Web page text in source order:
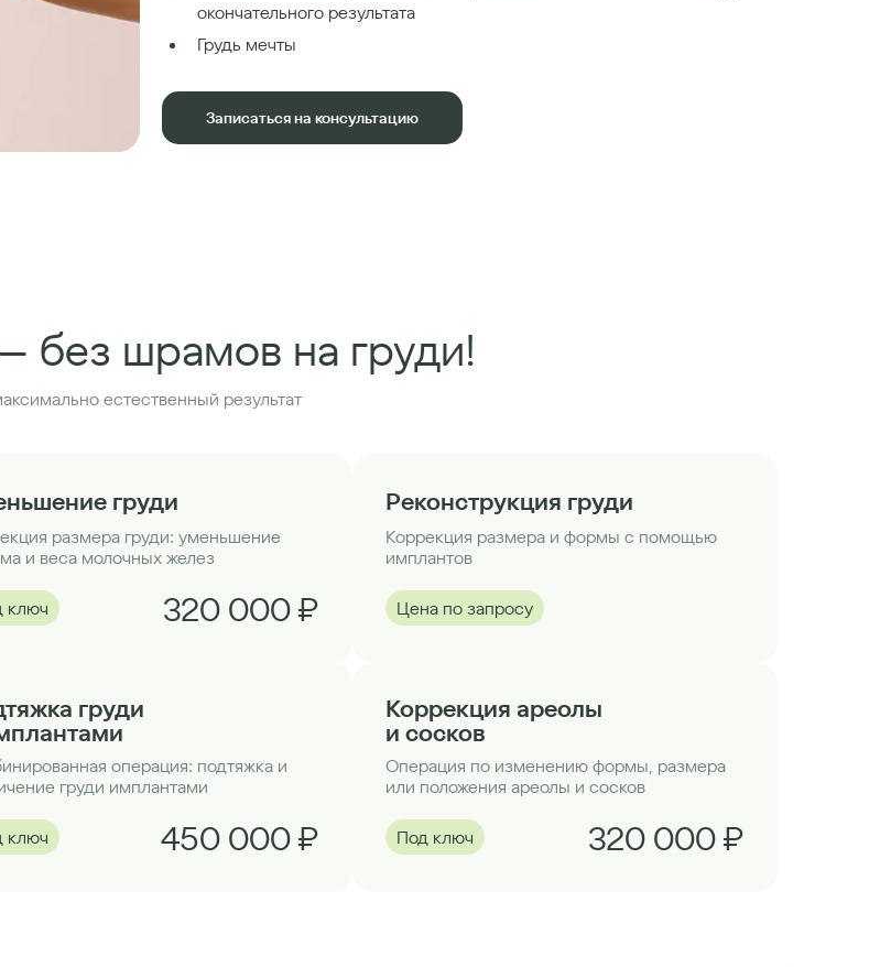
окончательного результата
Грудь мечты
Записаться на консультацию
без шрамов на груди!
естественный результат
груди
размера груди: уменьшение
и веса молочных желез
ключ 320 000 ₽
Реконструкция груди
Коррекция размера и формы с помощью
имплантов
Цена по запросу
груди
операция: подтяжка и
груди имплантами
ключ 450 000 ₽
Коррекция ареолы
и сосков
Операция по изменению формы, размера
или положения ареолы и сосков
Под ключ 320 000 ₽